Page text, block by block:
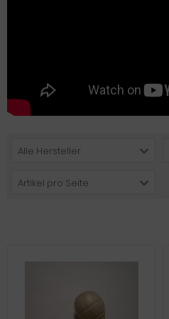
Alle Hersteller
Artikel pro Seite